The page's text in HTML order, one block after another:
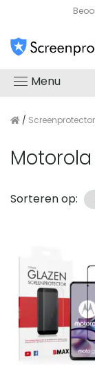
Menu
/
Motorola
Sorteren op: